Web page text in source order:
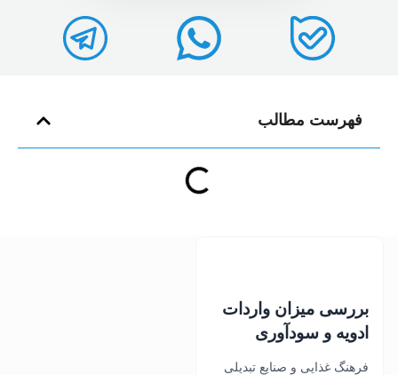
فهرست مطالب
بررسی میزان واردات
ادویه و سودآوری
فرهنگ غذایی و صنایع تبدیلی